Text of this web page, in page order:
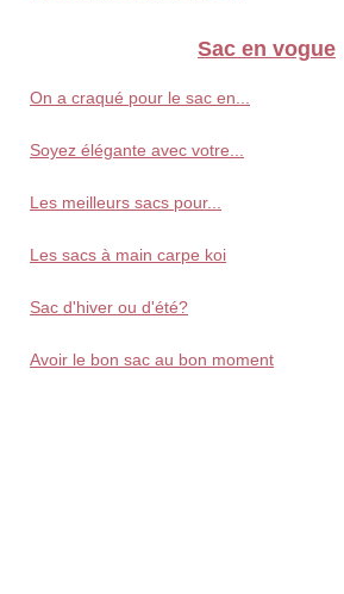
Sac en vogue
On a craqué pour le sac en...
Soyez élégante avec votre...
Les meilleurs sacs pour...
Les sacs à main carpe koi
Sac d'hiver ou d'été?
Avoir le bon sac au bon moment